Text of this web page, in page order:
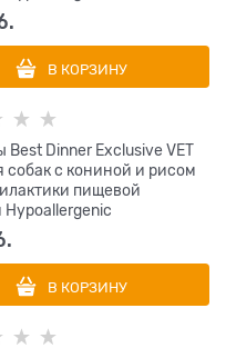
В КОРЗИНУ
Best Dinner Exclusive VET
собак с кониной и рисом
пищевой
Hypoallergenic
В КОРЗИНУ